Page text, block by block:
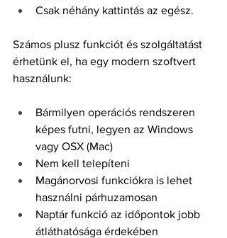
Csak néhány kattintás az egész.
Számos plusz funkciót és szolgáltatást
érhetünk el, ha egy modern szoftvert
használunk:
Bármilyen operációs rendszeren
képes futni, legyen az Windows
vagy OSX (Mac)
Nem kell telepíteni
Magánorvosi funkciókra is lehet
használni párhuzamosan
Naptár funkció az időpontok jobb
átláthatósága érdekében